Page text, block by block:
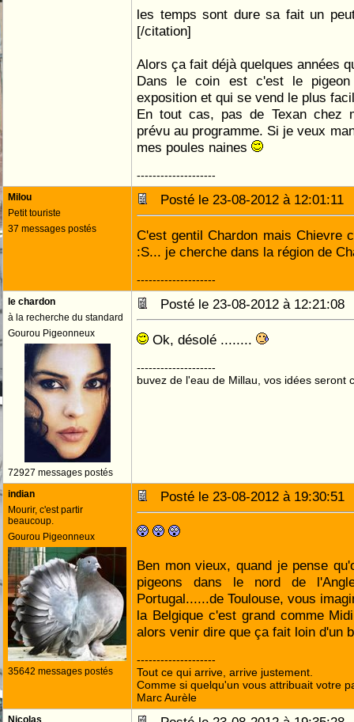
les temps sont dure sa fait un
[/citation]
Alors ça fait déjà quelques années
Dans le coin est c'est le
exposition et qui se vend le plus
En tout cas, pas de Texan chez
prévu au programme. Si je veux
mes poules naines
--------------------
Milou
Petit touriste
37 messages postés
Posté le 23-08-2012 à
C'est gentil Chardon mais Chievre
:S... je cherche dans la région de
--------------------
le chardon
à la recherche du standard
Gourou Pigeonneux
72927 messages postés
Posté le 23-08-2012 à
Ok, désolé ........
--------------------
buvez de l'eau de Millau, vos idées seront
indian
Mourir, c'est partir
beaucoup.
Gourou Pigeonneux
35642 messages postés
Posté le 23-08-2012 à
Ben mon vieux, quand je pense
pigeons dans le nord de
Portugal......de Toulouse, vous
la Belgique c'est grand comme
alors venir dire que ça fait loin d'un
--------------------
Tout ce qui arrive, arrive justement.
Comme si quelqu'un vous attribuait votre
Marc Aurèle
Nicolas